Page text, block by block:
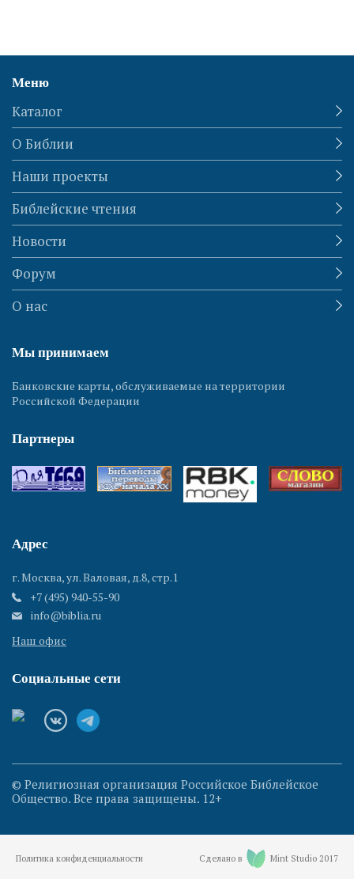
Меню
Каталог
О Библии
Наши проекты
Библейские чтения
Новости
Форум
О нас
Мы принимаем
Банковские карты, обслуживаемые на территории
Российской Федерации
Партнеры
Адрес
г. Москва, ул. Валовая, д.8, стр.1
+7 (495) 940-55-90
info@biblia.ru
Наш офис
Социальные сети
© Религиозная организация Российское Библейское
Общество. Все права защищены. 12+
Политика конфиденциальности Сделано в Mint Studio 2017